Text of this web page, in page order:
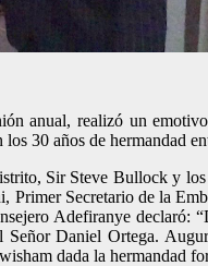
anual, realizó un
30 años de hermandad
Sir Steve Bullock y
Secretario de la
Adefiranye declaró:
Daniel Ortega.
dada la hermandad